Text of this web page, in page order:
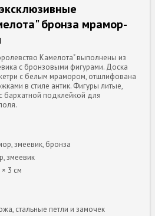
бронза мрамор-
Камелота" выполнены из
с бронзовыми фигурами. Доска
с белым мрамором, отшлифована
в стиле антик. Фигуры литые,
бархатной подклейкой для
змеевик, бронза
змеевик
3 см
стальные петли и замочек